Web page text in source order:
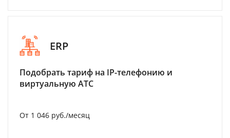
ERP
Подобрать тариф на IP-телефонию и
виртуальную АТС
От 1 046 руб./месяц